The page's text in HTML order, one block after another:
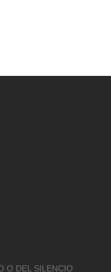
O DEL SILENCIO